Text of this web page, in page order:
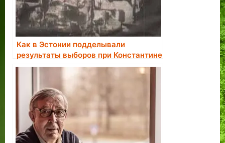
Как в Эстонии подделывали
результаты выборов при Константине
Пятсе.